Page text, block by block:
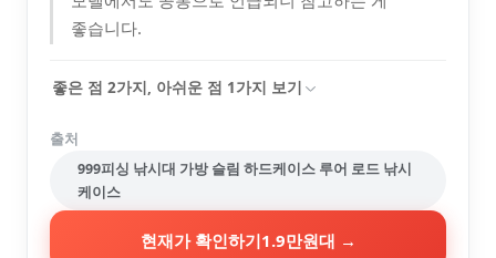
좋습니다.
좋은 점 2가지, 아쉬운 점 1가지 보기
출처
999피싱 낚시대 가방 슬림 하드케이스 루어 로드 낚시
케이스
현재가 확인하기1.9만원대 →